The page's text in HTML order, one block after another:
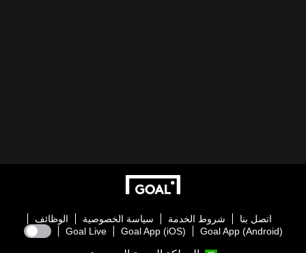
اتصل بنا شروط الخدمة سياسة الخصوصية
الوظائف
Goal App (Android)
Goal App (iOS)
Goal Live